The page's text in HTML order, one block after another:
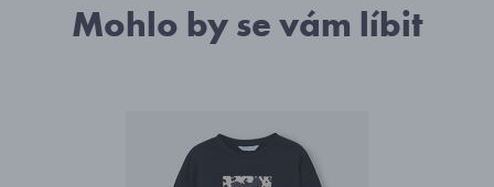
Mohlo by se vám líbit